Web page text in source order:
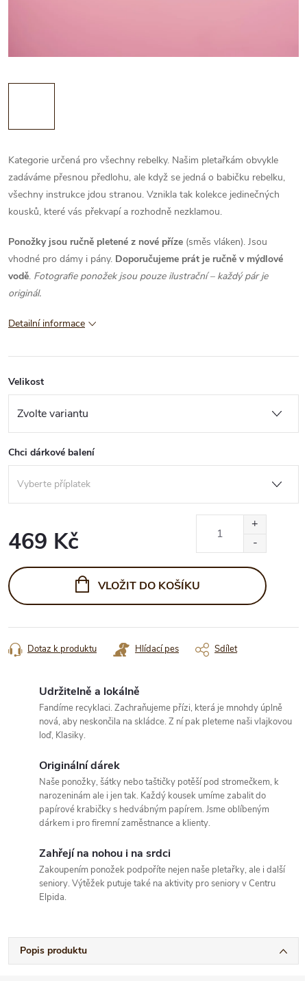
Kategorie určená pro všechny rebelky. Našim pletařkám obvykle
zadáváme přesnou předlohu, ale když se jedná o babičku rebelku,
všechny instrukce jdou stranou. Vznikla tak kolekce jedinečných
kousků, které vás překvapí a rozhodně nezklamou.
Ponožky jsou ručně pletené z nové příze (směs vláken). Jsou
vhodné pro dámy i pány. Doporučujeme prát je ručně v mýdlové
vodě. Fotografie ponožek jsou pouze ilustrační – každý pár je
originál.
Detailní informace
Velikost
Chci dárkové balení
469 Kč
cena:
VLOŽIT DO KOŠÍKU
Dotaz k produktu Hlídací pes Sdílet
Udržitelně a lokálně
Fandíme recyklaci. Zachraňujeme přízi, která je mnohdy úplně
nová, aby neskončila na skládce. Z ní pak pleteme naši vlajkovou
loď, Klasiky.
Originální dárek
Naše ponožky, šátky nebo taštičky potěší pod stromečkem, k
narozeninám ale i jen tak. Každý kousek umíme zabalit do
papírové krabičky s hedvábným papírem. Jsme oblíbeným
dárkem i pro firemní zaměstnance a klienty.
Zahřejí na nohou i na srdci
Zakoupením ponožek podpoříte nejen naše pletařky, ale i další
seniory. Výtěžek putuje také na aktivity pro seniory v Centru
Elpida.
Popis produktu